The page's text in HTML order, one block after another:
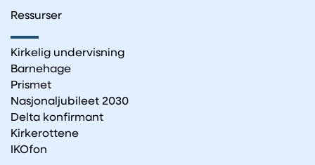
Ressurser
Kirkelig undervisning
Barnehage
Prismet
Nasjonaljubileet 2030
Delta konfirmant
Kirkerottene
IKOfon